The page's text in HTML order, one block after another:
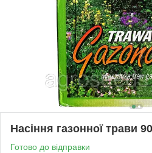
Насіння газонної трави
Готово до відправки